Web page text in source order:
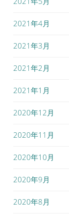
2021年4月
2021年3月
2021年2月
2021年1月
2020年12月
2020年11月
2020年10月
2020年9月
2020年8月